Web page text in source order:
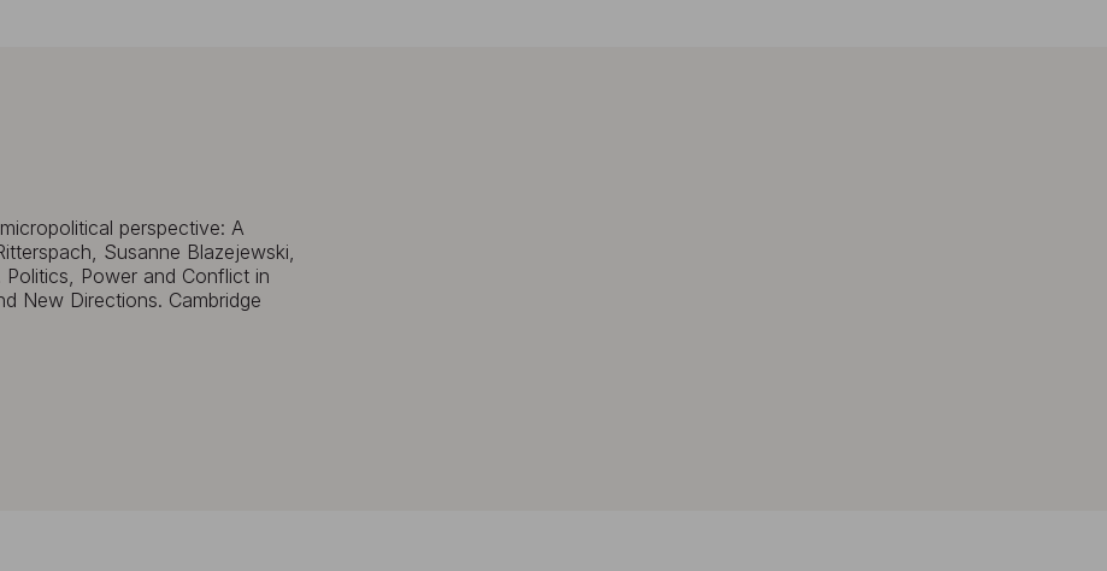
perspective: A
Susanne Blazejewski,
Power and Conflict in
New Directions. Cambridge